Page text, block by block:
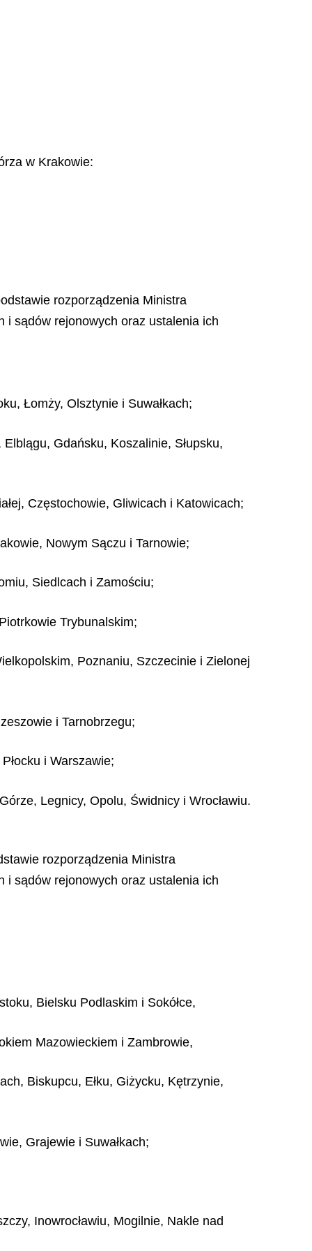
w Krakowie:
rozporządzenia Ministra
i sądów rejonowych oraz ustalenia ich
Łomży, Olsztynie i Suwałkach;
Gdańsku, Koszalinie, Słupsku,
Częstochowie, Gliwicach i Katowicach;
Nowym Sączu i Tarnowie;
Siedlcach i Zamościu;
Trybunalskim;
Poznaniu, Szczecinie i Zielonej
i Tarnobrzegu;
i Warszawie;
Legnicy, Opolu, Świdnicy i Wrocławiu.
rozporządzenia Ministra
i sądów rejonowych oraz ustalenia ich
Bielsku Podlaskim i Sokółce,
Mazowieckiem i Zambrowie,
Biskupcu, Ełku, Giżycku, Kętrzynie,
Grajewie i Suwałkach;
Inowrocławiu, Mogilnie, Nakle nad